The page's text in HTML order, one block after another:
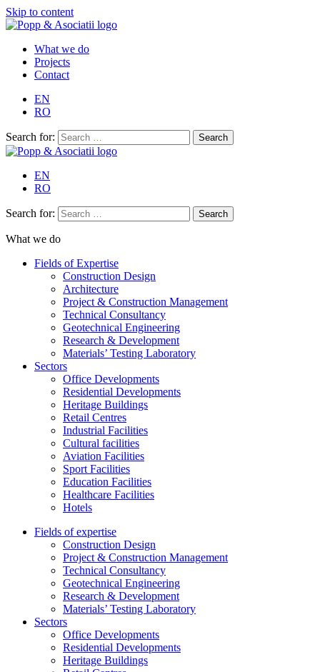
Skip to content
What we do
Projects
Contact
EN
RO
Search for:
EN
RO
Search for:
What we do
Fields of Expertise
Construction Design
Architecture
Project & Construction Management
Technical Consultancy
Geotechnical Engineering
Research & Development
Materials’ Testing Laboratory
Sectors
Office Developments
Residential Developments
Heritage Buildings
Retail Centres
Industrial Facilities
Cultural facilities
Aviation Facilities
Sport Facilities
Education Facilities
Healthcare Facilities
Hotels
Fields of expertise
Construction Design
Project & Construction Management
Technical Consultancy
Geotechnical Engineering
Research & Development
Materials’ Testing Laboratory
Sectors
Office Developments
Residential Developments
Heritage Buildings